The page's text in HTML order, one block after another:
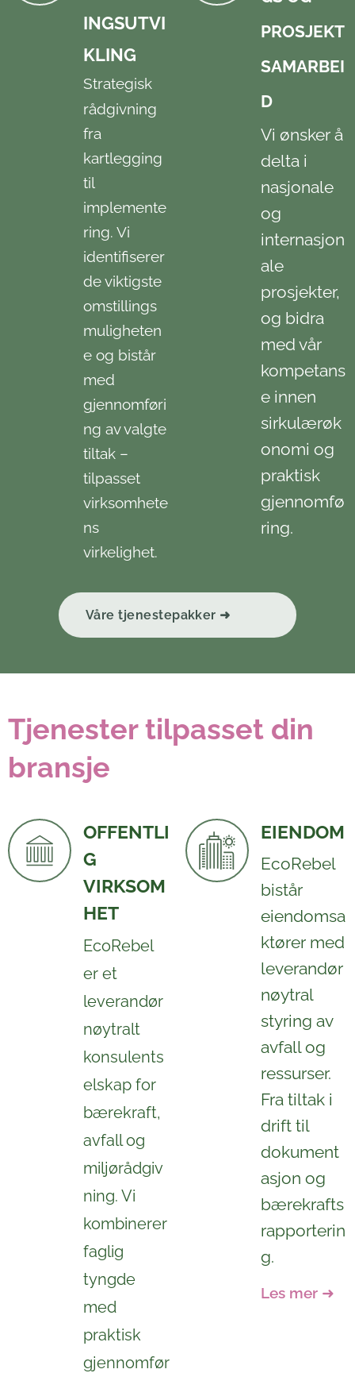
INGSUTVI
KLING
Strategisk
rådgivning
fra
kartlegging
til
implemente
ring. Vi
identifiserer
de viktigste
omstillings
muligheten
e og bistår
med
gjennomføri
ng av valgte
tiltak –
tilpasset
virksomhete
ns
virkelighet.
PROSJEKT
SAMARBEI
D
Vi ønsker å
delta i
nasjonale
og
internasjon
ale
prosjekter,
og bidra
med vår
kompetans
e innen
sirkulærøk
onomi og
praktisk
gjennomfø
ring.
Våre tjenestepakker ➜
Tjenester tilpasset din
bransje
OFFENTLI
G
VIRKSOM
HET
EcoRebel
er et
leverandør
nøytralt
konsulents
elskap for
bærekraft,
avfall og
miljørådgiv
ning. Vi
kombinerer
faglig
tyngde
med
praktisk
gjennomfør
EIENDOM
EcoRebel
bistår
eiendomsa
ktører med
leverandør
nøytral
styring av
avfall og
ressurser.
Fra tiltak i
drift til
dokument
asjon og
bærekrafts
rapporterin
g.
Les mer ➜